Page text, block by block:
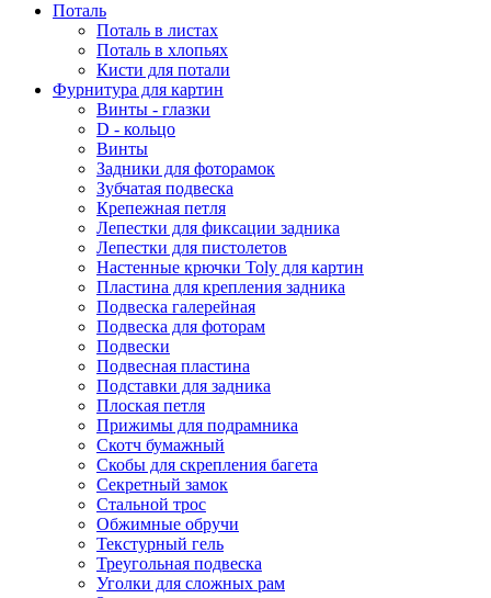
Поталь
Поталь в листах
Поталь в хлопьях
Кисти для потали
Фурнитура для картин
Винты - глазки
D - кольцо
Винты
Задники для фоторамок
Зубчатая подвеска
Крепежная петля
Лепестки для фиксации задника
Лепестки для пистолетов
Настенные крючки Toly для картин
Пластина для крепления задника
Подвеска галерейная
Подвеска для фоторам
Подвески
Подвесная пластина
Подставки для задника
Плоская петля
Прижимы для подрамника
Скотч бумажный
Скобы для скрепления багета
Секретный замок
Стальной трос
Обжимные обручи
Текстурный гель
Треугольная подвеска
Уголки для сложных рам